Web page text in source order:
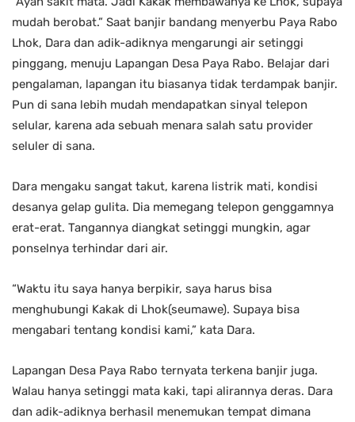
mudah berobat.” Saat banjir bandang menyerbu Paya Rabo
Lhok, Dara dan adik-adiknya mengarungi air setinggi
pinggang, menuju Lapangan Desa Paya Rabo. Belajar dari
pengalaman, lapangan itu biasanya tidak terdampak banjir.
Pun di sana lebih mudah mendapatkan sinyal telepon
selular, karena ada sebuah menara salah satu provider
seluler di sana.
Dara mengaku sangat takut, karena listrik mati, kondisi
desanya gelap gulita. Dia memegang telepon genggamnya
erat-erat. Tangannya diangkat setinggi mungkin, agar
ponselnya terhindar dari air.
“Waktu itu saya hanya berpikir, saya harus bisa
menghubungi Kakak di Lhok(seumawe). Supaya bisa
mengabari tentang kondisi kami,” kata Dara.
Lapangan Desa Paya Rabo ternyata terkena banjir juga.
Walau hanya setinggi mata kaki, tapi alirannya deras. Dara
dan adik-adiknya berhasil menemukan tempat dimana